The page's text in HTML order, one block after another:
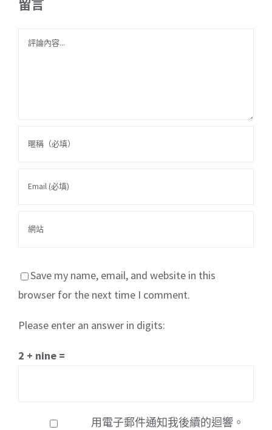
留言
Comment
Save my name, email, and website in this
browser for the next time I comment.
Please enter an answer in digits:
2 + nine =
用電子郵件通知我後續的迴響。